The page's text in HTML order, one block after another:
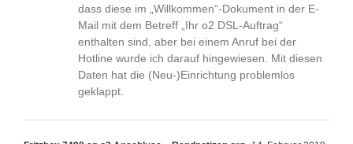
dass diese im „Willkommen“-Dokument in der E-
Mail mit dem Betreff „Ihr o2 DSL-Auftrag“
enthalten sind, aber bei einem Anruf bei der
Hotline wurde ich darauf hingewiesen. Mit diesen
Daten hat die (Neu-)Einrichtung problemlos
geklappt.